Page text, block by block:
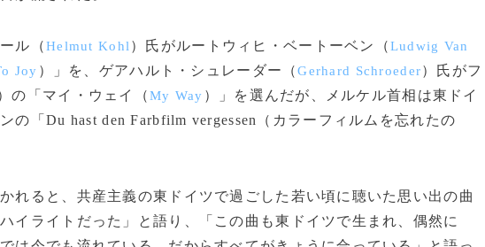
ル（Helmut Kohl ）氏がルートウィヒ・ベートーベン（Ludwig Van
Joy ）」を、ゲアハルト・シュレーダー（Gerhard Schroeder）氏がフ
の「マイ・ウェイ（My Way ）」を選んだが、メルケル首相は東ドイ
の「Du hast den Farbfilm vergessen（カラーフィルムを忘れたの
れると、共産主義の東ドイツで過ごした若い頃に聴いた思い出の曲
イライトだった」と語り、「この曲も東ドイツで生まれ、偶然に